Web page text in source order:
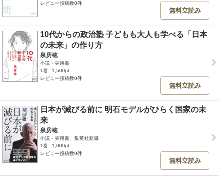
レビュー投稿数0件
無料立読み
10代からの政治塾 子どもも大人も学べる「日本
の未来」の作り方
泉房穂
小説・実用書
1巻
1,500pt
レビュー投稿数0件
無料立読み
日本が滅びる前に 明石モデルがひらく国家の未
来
泉房穂
小説・実用書、集英社新書
1巻
1,000pt
レビュー投稿数0件
無料立読み